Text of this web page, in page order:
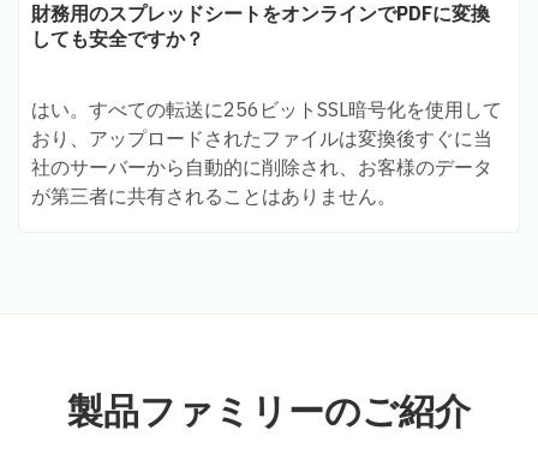
財務用のスプレッドシートをオンラインでPDFに変換
しても安全ですか？
はい。すべての転送に256ビットSSL暗号化を使用して
おり、アップロードされたファイルは変換後すぐに当
社のサーバーから自動的に削除され、お客様のデータ
が第三者に共有されることはありません。
製品ファミリーのご紹介